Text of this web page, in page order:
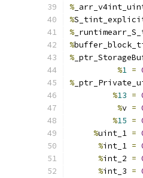
%
%
%
%
%
%1 =
%
%13 =
%v =
%15 =
%uint_1 =
%int_1 =
%int_2 =
%int_3 =